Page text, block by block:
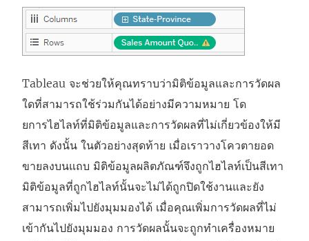
Tableau จะช่วยให้คุณทราบว่ามิติข้อมูลและการวัดผล
ใดที่สามารถใช้ร่วมกันได้อย่างมีความหมาย โด
ยการไฮไลท์ที่มิติข้อมูลและการวัดผลที่ไม่เกี่ยวข้องให้มี
สีเทา ดังนั้น ในตัวอย่างสุดท้าย เมื่อเราวางโควตายอด
ขายลงบนแถบ มิติข้อมูลผลิตภัณฑ์จึงถูกไฮไลท์เป็นสีเทา
มิติข้อมูลที่ถูกไฮไลท์นั้นจะไม่ได้ถูกปิดใช้งานและยัง
สามารถเพิ่มไปยังมุมมองได้ เมื่อคุณเพิ่มการวัดผลที่ไม่
เข้ากันไปยังมุมมอง การวัดผลนั้นจะถูกทำเครื่องหมาย